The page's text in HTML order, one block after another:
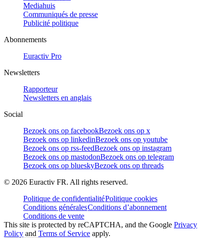
Mediahuis
Communiqués de presse
Publicité politique
Abonnements
Euractiv Pro
Newsletters
Rapporteur
Newsletters en anglais
Social
Bezoek ons op facebookBezoek ons op x
Bezoek ons op linkedinBezoek ons op youtube
Bezoek ons op rss-feedBezoek ons op instagram
Bezoek ons op mastodonBezoek ons op telegram
Bezoek ons op blueskyBezoek ons op threads
© 2026 Euractiv FR. All rights reserved.
Politique de confidentialitéPolitique cookies
Conditions généralesConditions d’abonnement
Conditions de vente
This site is protected by reCAPTCHA, and the Google Privacy
Policy and Terms of Service apply.